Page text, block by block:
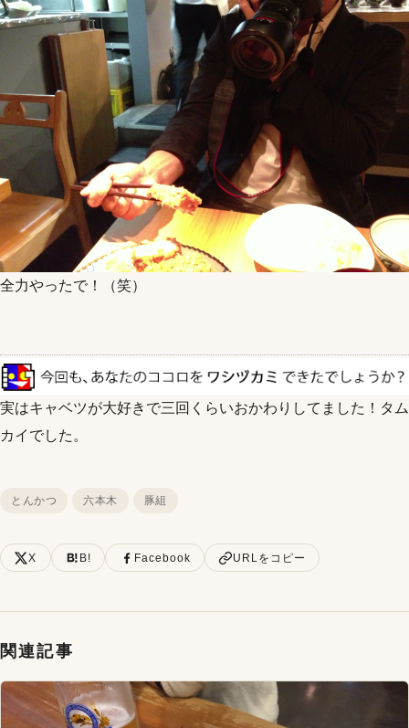
全力やったで！（笑）
実はキャベツが大好きで三回くらいおかわりしてました！タム
カイでした。
とんかつ 六本木 豚組
X B! Facebook URLをコピー
関連記事